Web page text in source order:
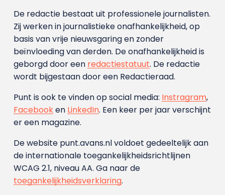
De redactie bestaat uit professionele journalisten.
Zij werken in journalistieke onafhankelijkheid, op
basis van vrije nieuwsgaring en zonder
beïnvloeding van derden. De onafhankelijkheid is
geborgd door een redactiestatuut. De redactie
wordt bijgestaan door een Redactieraad.
Punt is ook te vinden op social media: Instragram,
Facebooken LinkedIn. Een keer per jaar verschijnt
er een magazine.
De website punt.avans.nl voldoet gedeeltelijk aan
de internationale toegankelijkheidsrichtlijnen
WCAG 2.1, niveau AA. Ga naar de
toegankelijkheidsverklaring.